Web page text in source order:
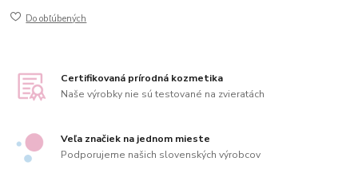
Do obľúbených
Certifikovaná prírodná kozmetika
Naše výrobky nie sú testované na zvieratách
Veľa značiek na jednom mieste
Podporujeme našich slovenských výrobcov